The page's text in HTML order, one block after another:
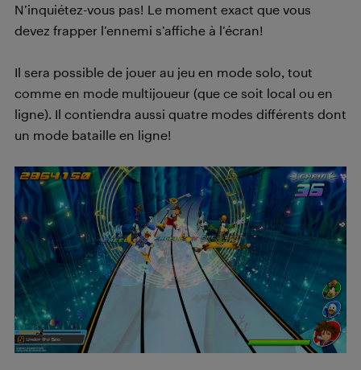
N’inquiétez-vous pas! Le moment exact que vous
devez frapper l’ennemi s’affiche à l’écran!
Il sera possible de jouer au jeu en mode solo, tout
comme en mode multijoueur (que ce soit local ou en
ligne). Il contiendra aussi quatre modes différents dont
un mode bataille en ligne!